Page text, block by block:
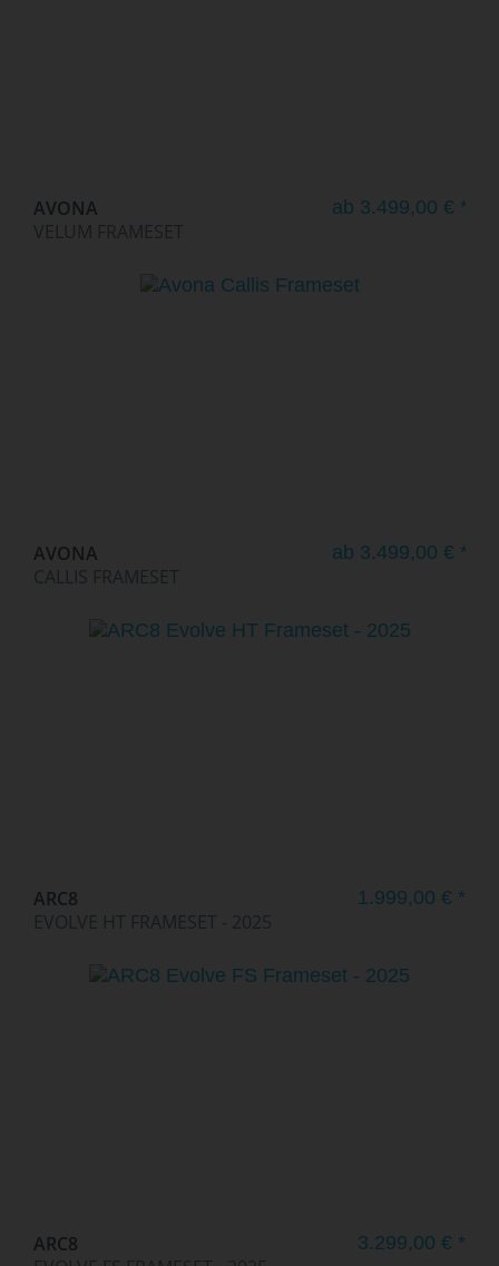
AVONA
VELUM FRAMESET
ab 3.499,00 € *
AVONA
CALLIS FRAMESET
ab 3.499,00 € *
ARC8
EVOLVE HT FRAMESET - 2025
1.999,00 € *
ARC8
3.299,00 € *